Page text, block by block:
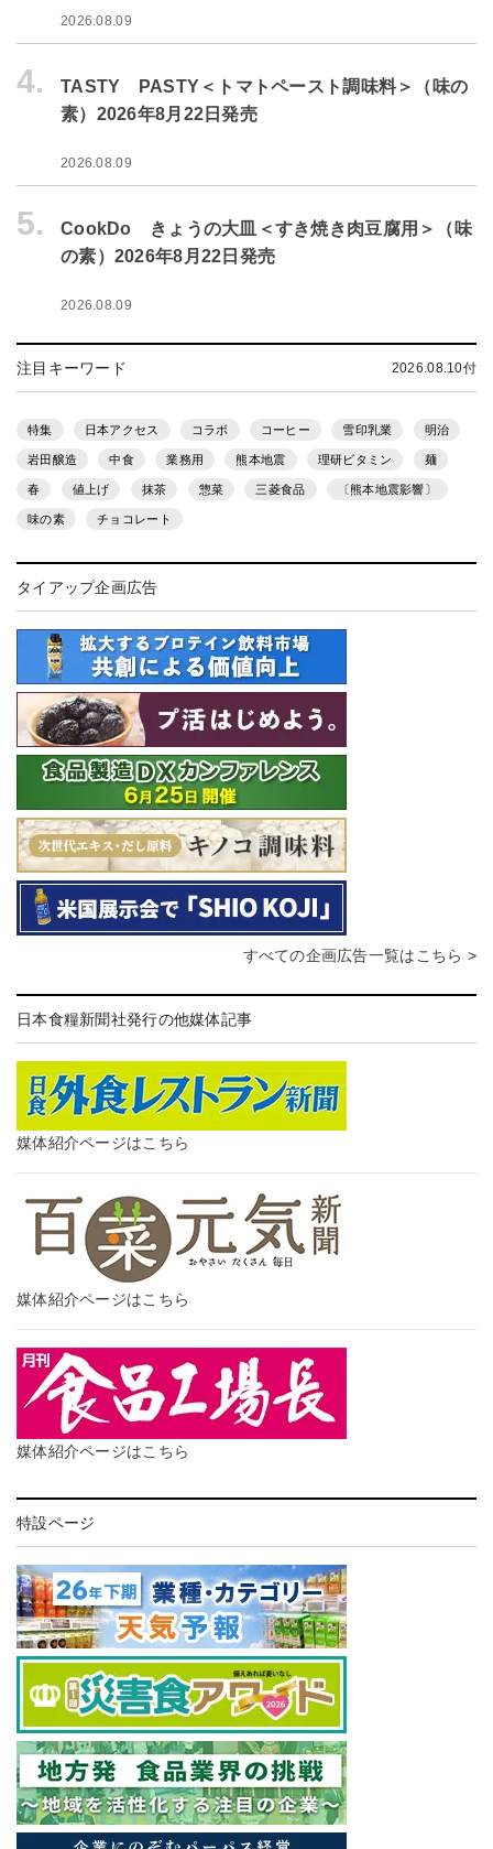
2026.08.09
4.
TASTY PASTY＜トマトペースト調味料＞（味の
素）2026年8月22日発売
2026.08.09
5.
CookDo きょうの大皿＜すき焼き肉豆腐用＞（味
の素）2026年8月22日発売
2026.08.09
注目キーワード 2026.08.10付
特集 日本アクセス コラボ コーヒー 雪印乳業 明治
岩田醸造 中食 業務用 熊本地震 理研ビタミン 麺
春 値上げ 抹茶 惣菜 三菱食品 〔熊本地震影響〕
味の素 チョコレート
タイアップ企画広告
すべての企画広告一覧はこちら >
日本食糧新聞社発行の他媒体記事
媒体紹介ページはこちら
媒体紹介ページはこちら
媒体紹介ページはこちら
特設ページ